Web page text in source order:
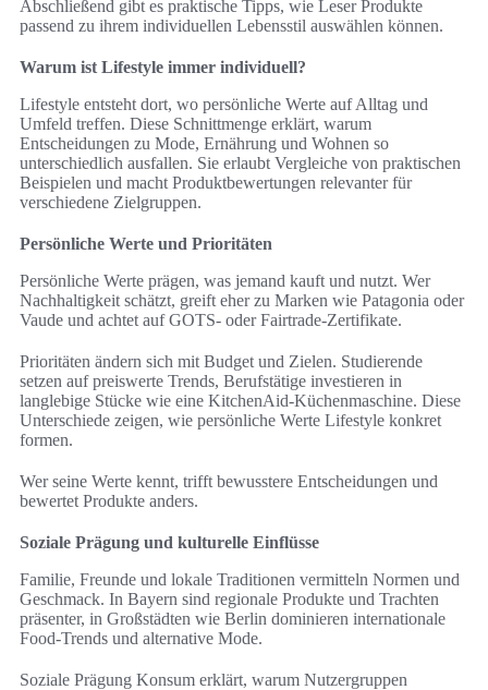
Abschließend gibt es praktische Tipps, wie Leser Produkte
passend zu ihrem individuellen Lebensstil auswählen können.
Warum ist Lifestyle immer individuell?
Lifestyle entsteht dort, wo persönliche Werte auf Alltag und
Umfeld treffen. Diese Schnittmenge erklärt, warum
Entscheidungen zu Mode, Ernährung und Wohnen so
unterschiedlich ausfallen. Sie erlaubt Vergleiche von praktischen
Beispielen und macht Produktbewertungen relevanter für
verschiedene Zielgruppen.
Persönliche Werte und Prioritäten
Persönliche Werte prägen, was jemand kauft und nutzt. Wer
Nachhaltigkeit schätzt, greift eher zu Marken wie Patagonia oder
Vaude und achtet auf GOTS- oder Fairtrade-Zertifikate.
Prioritäten ändern sich mit Budget und Zielen. Studierende
setzen auf preiswerte Trends, Berufstätige investieren in
langlebige Stücke wie eine KitchenAid-Küchenmaschine. Diese
Unterschiede zeigen, wie persönliche Werte Lifestyle konkret
formen.
Wer seine Werte kennt, trifft bewusstere Entscheidungen und
bewertet Produkte anders.
Soziale Prägung und kulturelle Einflüsse
Familie, Freunde und lokale Traditionen vermitteln Normen und
Geschmack. In Bayern sind regionale Produkte und Trachten
präsenter, in Großstädten wie Berlin dominieren internationale
Food-Trends und alternative Mode.
Soziale Prägung Konsum erklärt, warum Nutzergruppen